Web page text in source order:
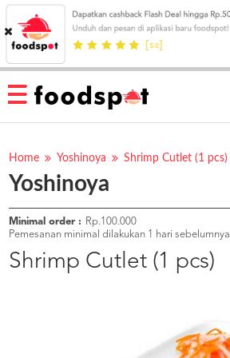
HOME
MENU
RESTAURANT
PESAN
OUR
COMPANY
KATA
MEREKA
KATALOG
Home Yoshinoya Shrimp Cutlet (1 pcs)
Yoshinoya
Minimal order :
Rp.100.000
Pemesanan minimal dilakukan 1 hari sebelumnya
Shrimp Cutlet (1 pcs)